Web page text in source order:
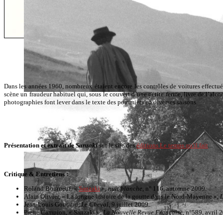
Pour être informé des dernières parutions, des lectures, des colloques…
Dans les années 1960, nombreux étaient encore les contrôles de voitures
scène un fraudeur habituel qui, sous le couvert d’une petite ferme, livre de
photographies font lever dans le texte des pommiers en diverses saisons.
Présentation et extrait deSanzaki sur le site deséditions Le temps qu'il fait...
Critique & Entretiens :
Roland Bourneuf, «Sanzaki»,nuit blanche , n° 116, automne 2009.
Alain Olivier, « La longue histoire de la goutte dans le Nord-Mayenne »,
Jean-Louis Gouraud,Le Cheval , 9 juillet 2009.
Pierre Campion, « Sanzaki »,La Nouvelle Revue Française, n°589, avril